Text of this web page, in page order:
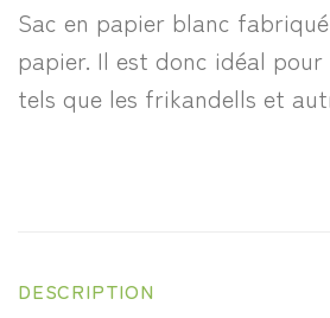
Sac en papier blanc
papier. Il est donc idéal pour
tels que les frikandells et
DESCRIPTION